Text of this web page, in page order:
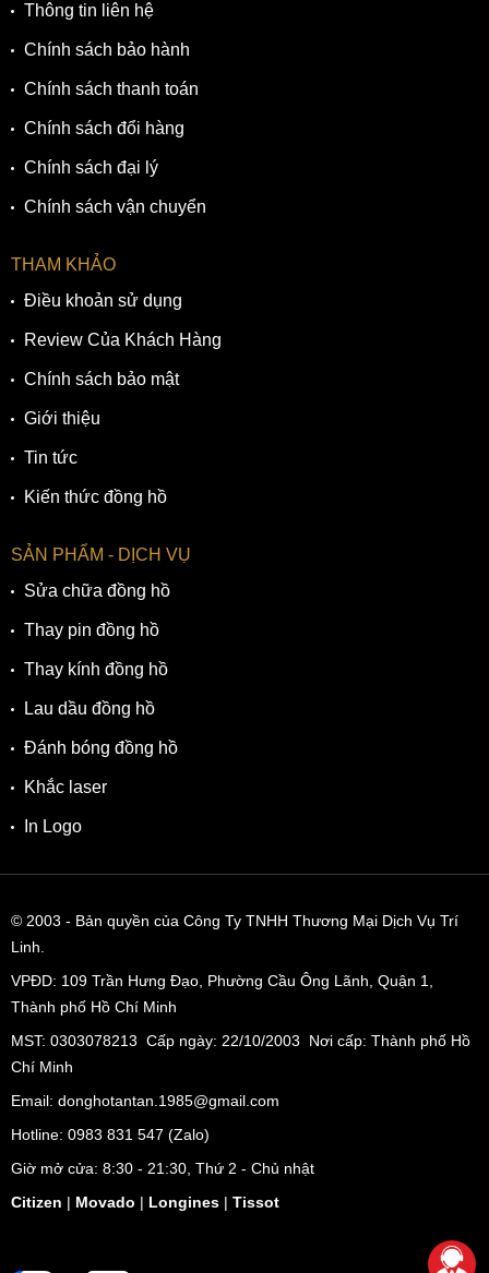
Thông tin liên hệ
Chính sách bảo hành
Chính sách thanh toán
Chính sách đổi hàng
Chính sách đại lý
Chính sách vận chuyển
THAM KHẢO
Điều khoản sử dụng
Review Của Khách Hàng
Chính sách bảo mật
Giới thiệu
Tin tức
Kiến thức đồng hồ
SẢN PHẨM - DỊCH VỤ
Sửa chữa đồng hồ
Thay pin đồng hồ
Thay kính đồng hồ
Lau dầu đồng hồ
Đánh bóng đồng hồ
Khắc laser
In Logo
© 2003 - Bản quyền của Công Ty TNHH Thương Mại Dịch Vụ Trí
Linh.
VPĐD: 109 Trần Hưng Đạo, Phường Cầu Ông Lãnh, Quận 1,
Thành phố Hồ Chí Minh
MST: 0303078213 Cấp ngày: 22/10/2003 Nơi cấp: Thành phố Hồ
Chí Minh
Email: donghotantan.1985@gmail.com
Hotline: 0983 831 547 (Zalo)
Giờ mở cửa: 8:30 - 21:30, Thứ 2 - Chủ nhật
Citizen | Movado | Longines | Tissot